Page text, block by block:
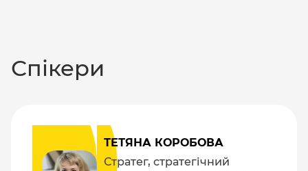
Спікери
ТЕТЯНА КОРОБОВА
Стратег, стратегічний